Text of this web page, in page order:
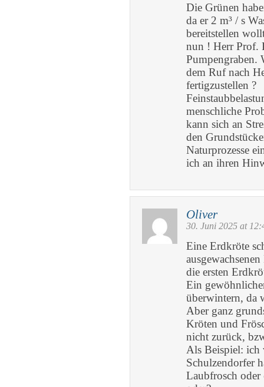
Die Grünen
da er 2 m³ / s
bereitstellen
nun ! Herr Prof.
Pumpengraben.
dem Ruf nach
fertigzustellen ?
menschliche
kann sich an
den
Naturprozesse
ich an ihren
Oliver
30. Juni 2025 at
Eine Erdkröte
die ersten
Ein
überwintern, da
Aber ganz
Kröten und
nicht zurück,
Als Beispiel: ich
Schulzendorfer
Laubfrosch oder